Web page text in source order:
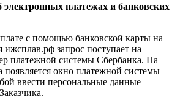
платежах и банковских
с помощью банковской карты на
ижсплав.рф запрос поступает на
платежной системы Сбербанка. На
появляется окно платежной системы
ввести персональные данные